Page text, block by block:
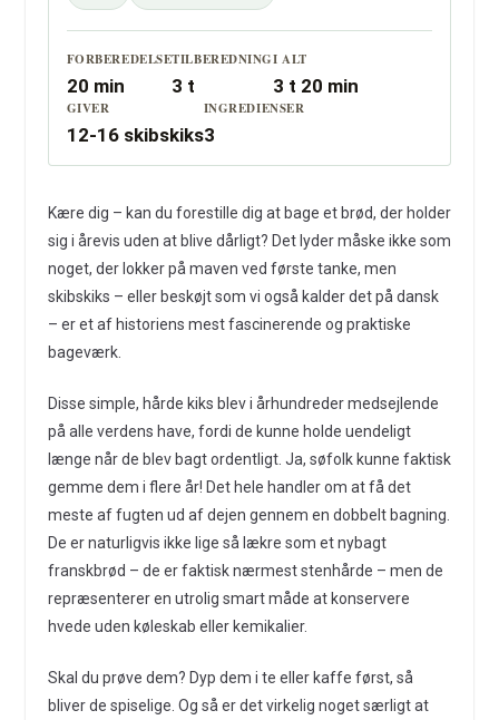
FORBEREDELSE
20 min
TILBEREDNING
3 t
I ALT
3 t 20 min
GIVER
12-16 skibskiks
INGREDIENSER
3
Kære dig – kan du forestille dig at bage et brød, der holder
sig i årevis uden at blive dårligt? Det lyder måske ikke som
noget, der lokker på maven ved første tanke, men
skibskiks – eller beskøjt som vi også kalder det på dansk
– er et af historiens mest fascinerende og praktiske
bageværk.
Disse simple, hårde kiks blev i århundreder medsejlende
på alle verdens have, fordi de kunne holde uendeligt
længe når de blev bagt ordentligt. Ja, søfolk kunne faktisk
gemme dem i flere år! Det hele handler om at få det
meste af fugten ud af dejen gennem en dobbelt bagning.
De er naturligvis ikke lige så lækre som et nybagt
franskbrød – de er faktisk nærmest stenhårde – men de
repræsenterer en utrolig smart måde at konservere
hvede uden køleskab eller kemikalier.
Skal du prøve dem? Dyp dem i te eller kaffe først, så
bliver de spiselige. Og så er det virkelig noget særligt at